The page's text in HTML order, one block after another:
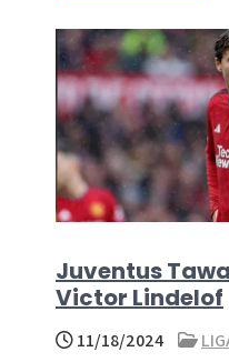
Juventus
Victor Lindelof
11/18/2024